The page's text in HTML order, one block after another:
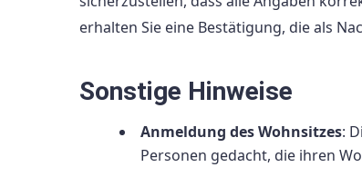
erhalten Sie eine Bestätigung, die als
Sonstige Hinweise
Anmeldung des Wohnsitzes:
Personen gedacht, die ihren